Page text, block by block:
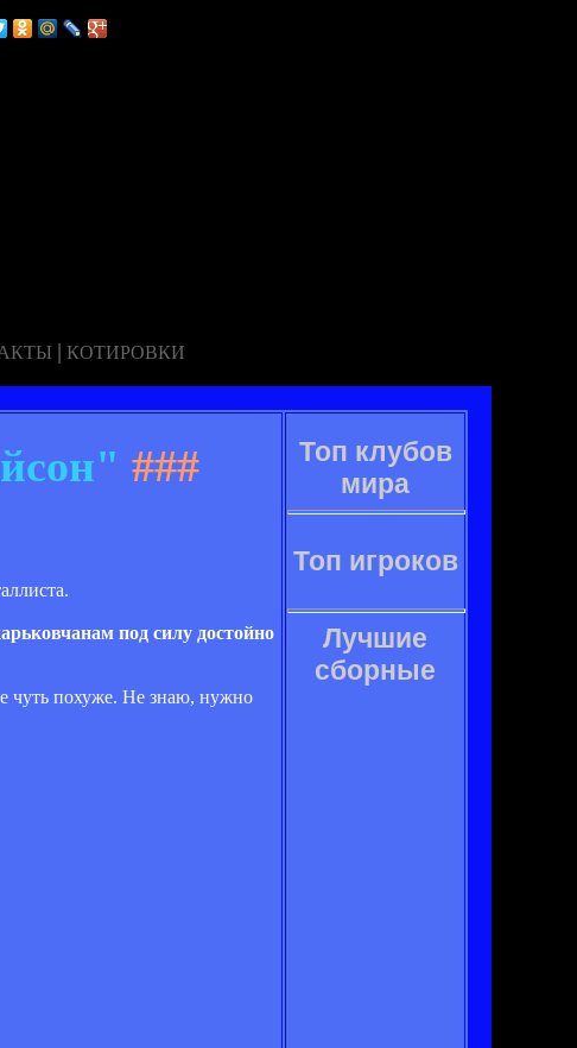
| КОТИРОВКИ
###
под силу достойно
чуть похуже. Не знаю, нужно
Топ клубов
мира
Топ игроков
Лучшие
сборные